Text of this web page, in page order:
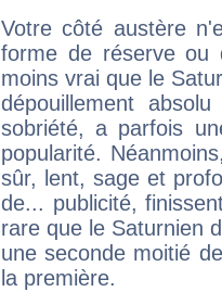
Votre côté austère
forme de réserve
moins vrai que le
dépouillement
sobriété, a parfois
popularité.
sûr, lent, sage et
de... publicité,
rare que le Saturnien
une seconde moitié
la première.